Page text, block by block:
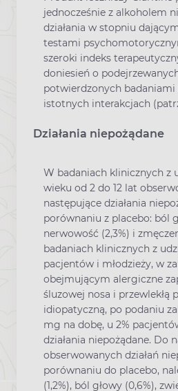
jednocześnie z alkoholem
działania w stopniu
testami
szeroki indeks
doniesień o
potwierdzonych
istotnych interakcjach
Działania niepożądane
W badaniach klinicznych z
wieku od 2 do 12 lat
następujące działania
porównaniu z placebo: ból
nerwowość (2,3%) i
badaniach klinicznych z
pacjentów i młodzieży, w
obejmującym alergiczne
śluzowej nosa i przewlekłą
idiopatyczną, po podaniu
mg na dobę, u 2%
działania niepożądane. Do
obserwowanych działań
porównaniu do placebo,
(1,2%), ból głowy (0,6%),